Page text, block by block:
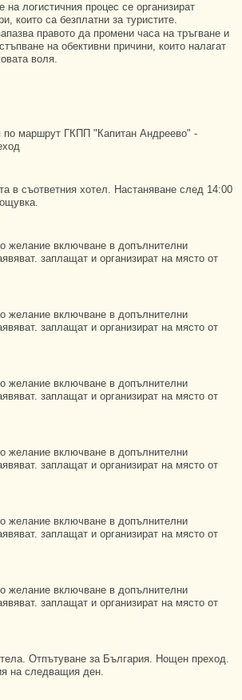
на логистичния процес се организират
които са безплатни за туристите.
правото да промени часа на тръгване и
на обективни причини, които налагат
воля.
маршрут ГКПП "Капитан Андреево" -
в съответния хотел. Настаняване след 14:00
желание включване в допълнителни
заплащат и организират на място от
желание включване в допълнителни
заплащат и организират на място от
желание включване в допълнителни
заплащат и организират на място от
желание включване в допълнителни
заплащат и организират на място от
желание включване в допълнителни
заплащат и организират на място от
желание включване в допълнителни
заплащат и организират на място от
Отпътуване за България. Нощен преход.
на следващия ден.